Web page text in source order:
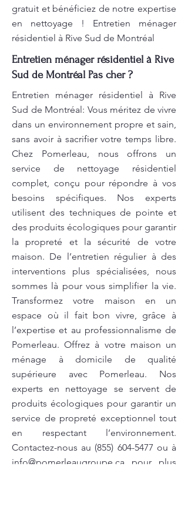
gratuit et bénéficiez de notre expertise
en nettoyage ! Entretien ménager
résidentiel à Rive Sud de Montréal
Entretien ménager résidentiel à Rive
Sud de Montréal Pas cher ?
Entretien ménager résidentiel à Rive
Sud de Montréal: Vous méritez de vivre
dans un environnement propre et sain,
sans avoir à sacrifier votre temps libre.
Chez Pomerleau, nous offrons un
service de nettoyage résidentiel
complet, conçu pour répondre à vos
besoins spécifiques. Nos experts
utilisent des techniques de pointe et
des produits écologiques pour garantir
la propreté et la sécurité de votre
maison. De l’entretien régulier à des
interventions plus spécialisées, nous
sommes là pour vous simplifier la vie.
Transformez votre maison en un
espace où il fait bon vivre, grâce à
l’expertise et au professionnalisme de
Pomerleau. Offrez à votre maison un
ménage à domicile de qualité
supérieure avec Pomerleau. Nos
experts en nettoyage se servent de
produits écologiques pour garantir un
service de propreté exceptionnel tout
en respectant l’environnement.
Contactez-nous au (855) 604-5477 ou à
info@pomerleaugroupe.ca pour plus